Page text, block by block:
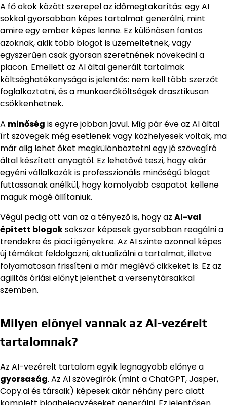
A fő okok között szerepel az időmegtakarítás: egy AI
sokkal gyorsabban képes tartalmat generálni, mint
amire egy ember képes lenne. Ez különösen fontos
azoknak, akik több blogot is üzemeltetnek, vagy
egyszerűen csak gyorsan szeretnének növekedni a
piacon. Emellett az AI által generált tartalmak
költséghatékonysága is jelentős: nem kell több szerzőt
foglalkoztatni, és a munkaerőköltségek drasztikusan
csökkenhetnek.
A minőség is egyre jobban javul. Míg pár éve az AI által
írt szövegek még esetlenek vagy közhelyesek voltak, ma
már alig lehet őket megkülönböztetni egy jó szövegíró
által készített anyagtól. Ez lehetővé teszi, hogy akár
egyéni vállalkozók is professzionális minőségű blogot
futtassanak anélkül, hogy komolyabb csapatot kellene
maguk mögé állítaniuk.
Végül pedig ott van az a tényező is, hogy az AI-val
épített blogoksokszor képesek gyorsabban reagálni a
trendekre és piaci igényekre. Az AI szinte azonnal képes
új témákat feldolgozni, aktualizálni a tartalmat, illetve
folyamatosan frissíteni a már meglévő cikkeket is. Ez az
agilitás óriási előnyt jelenthet a versenytársakkal
szemben.
Milyen előnyei vannak az AI-vezérelt
tartalomnak?
Az AI-vezérelt tartalom egyik legnagyobb előnye a
gyorsaság. Az AI szövegírók (mint a ChatGPT, Jasper,
Copy.ai és társaik) képesek akár néhány perc alatt